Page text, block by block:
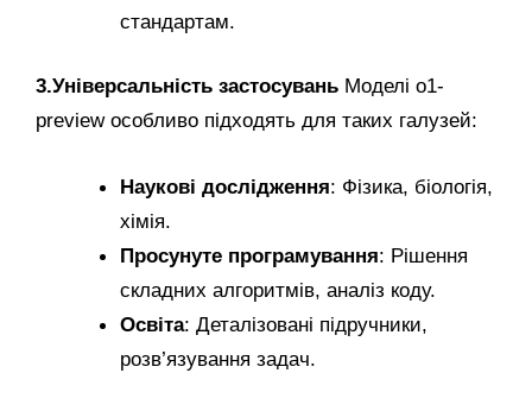
стандартам.
3.Універсальність застосувань Моделі o1-
preview особливо підходять для таких галузей:
Наукові дослідження: Фізика, біологія,
хімія.
Просунуте програмування: Рішення
складних алгоритмів, аналіз коду.
Освіта: Деталізовані підручники,
розв’язування задач.